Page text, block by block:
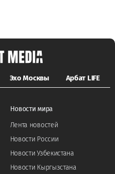
Эхо Москвы Арбат LIFE
Новости мира
Лента новостей
Новости России
Новости Узбекистана
Новости Кыргызстана